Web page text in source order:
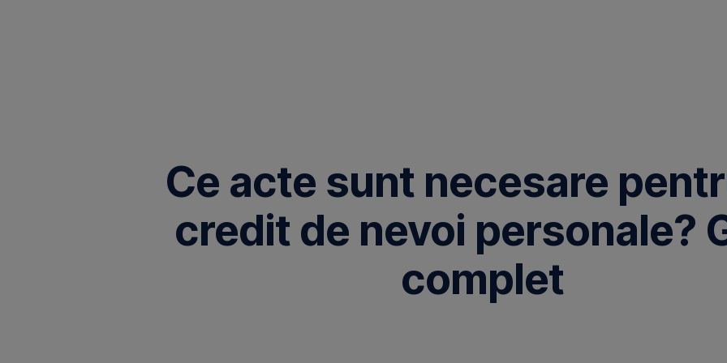
Ce acte sunt necesare
credit de nevoi personale?
complet